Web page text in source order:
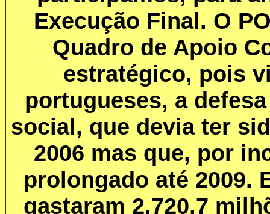
Execução Final. O
Quadro de Apoio
estratégico, pois
portugueses, a
social, que devia ter
2006 mas que, por
prolongado até 2009.
gastaram 2.720,7